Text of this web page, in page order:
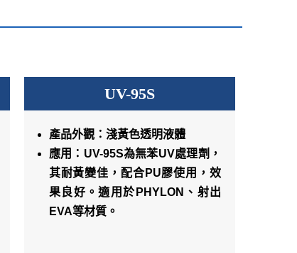
UV-95S
產品外觀：淺黃色透明液體
應用：UV-95S為無苯UV處理劑，
其耐黃變佳，配合PU膠使用，效
果良好。適用於PHYLON、射出
EVA等材質。